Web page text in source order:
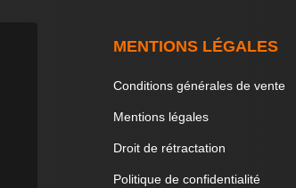
MENTIONS LÉGALES
Conditions générales de vente
Mentions légales
Droit de rétractation
Politique de confidentialité